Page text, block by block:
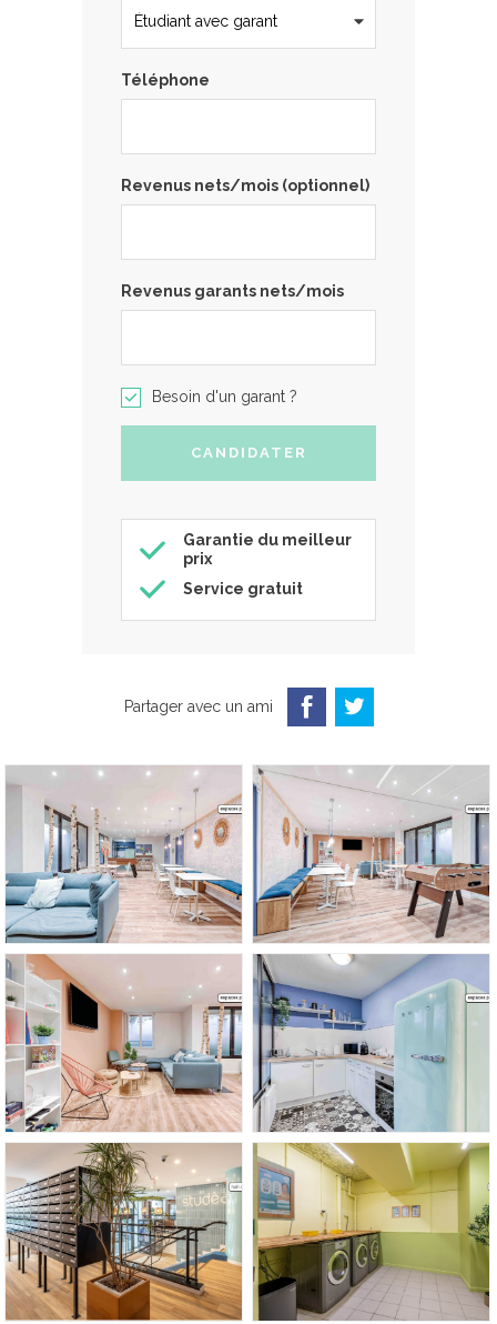
Téléphone
Revenus nets/mois (optionnel)
Revenus garants nets/mois
Besoin d'un garant ?
Garantie du meilleur
prix
Service gratuit
Partager avec un ami